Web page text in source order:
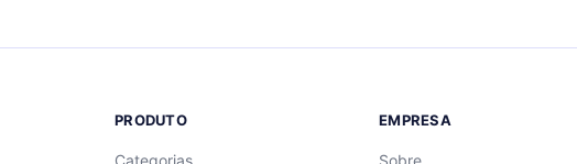
PRODUTO
Categorias
EMPRESA
Sobre